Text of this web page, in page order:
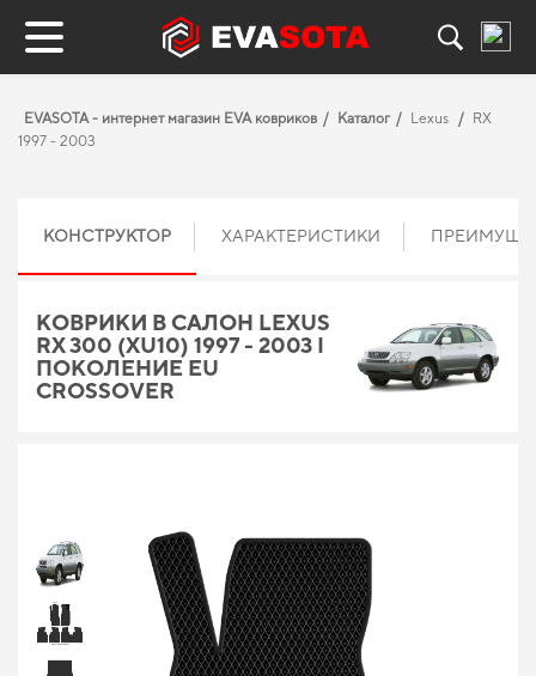
EVASOTA - интернет магазин EVA ковриков Каталог Lexus
RX
1997 - 2003
КОНСТРУКТОР ХАРАКТЕРИСТИКИ
КОВРИКИ В САЛОН LEXUS
RX 300 (XU10) 1997 - 2003 I
ПОКОЛЕНИЕ EU
CROSSOVER